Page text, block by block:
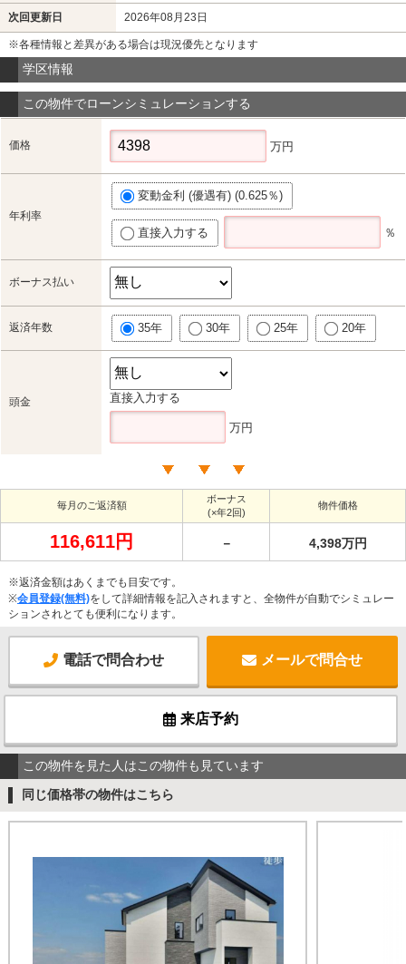
次回更新日 2026年08月23日
※各種情報と差異がある場合は現況優先となります
学区情報
この物件でローンシミュレーションする
価格 万円
年利率
変動金利 (優遇有) (0.625％)
直接入力する ％
ボーナス払い
返済年数 35年 30年 25年 20年
頭金 直接入力する
万円
毎月のご返済額
ボーナス
(×年2回)
物件価格
116,611円 － 4,398万円
※返済金額はあくまでも目安です。
※会員登録(無料)をして詳細情報を記入されますと、全物件が自動でシミュレー
ションされとても便利になります。
電話で問合わせ メールで問合せ
来店予約
この物件を見た人はこの物件も見ています
同じ価格帯の物件はこちら